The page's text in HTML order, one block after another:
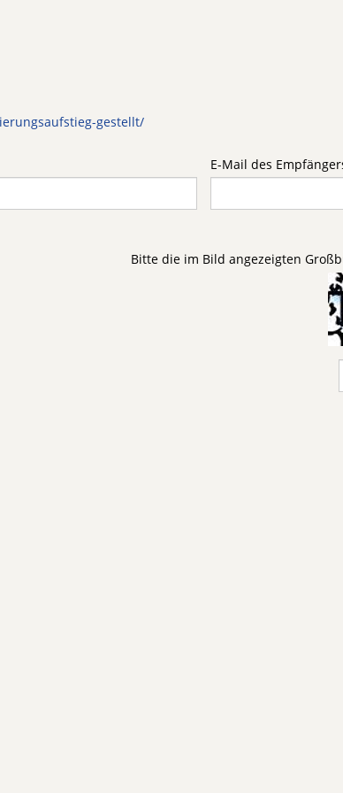
gestellt/
E-Mail des
Bitte die im Bild angezeigten